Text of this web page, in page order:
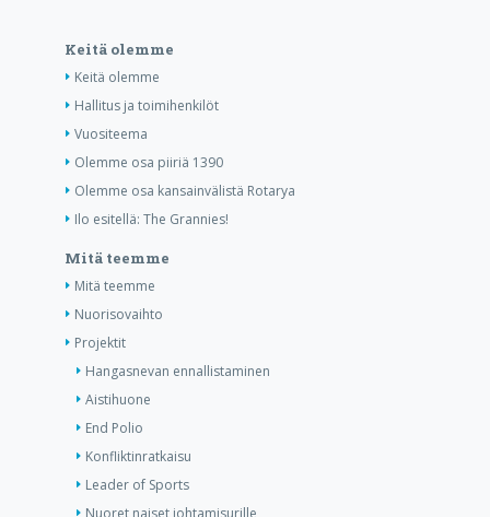
Keitä olemme
Keitä olemme
Hallitus ja toimihenkilöt
Vuositeema
Olemme osa piiriä 1390
Olemme osa kansainvälistä Rotarya
Ilo esitellä: The Grannies!
Mitä teemme
Mitä teemme
Nuorisovaihto
Projektit
Hangasnevan ennallistaminen
Aistihuone
End Polio
Konfliktinratkaisu
Leader of Sports